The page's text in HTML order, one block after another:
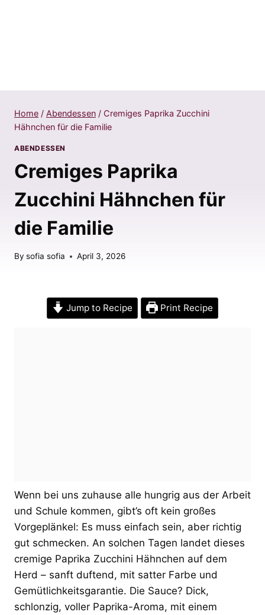
Home / Abendessen / Cremiges Paprika Zucchini
Hähnchen für die Familie
ABENDESSEN
Cremiges Paprika
Zucchini Hähnchen für
die Familie
By sofia sofia April 3, 2026
Jump to Recipe Print Recipe
Wenn bei uns zuhause alle hungrig aus der Arbeit
und Schule kommen, gibt’s oft kein großes
Vorgeplänkel: Es muss einfach sein, aber richtig
gut schmecken. An solchen Tagen landet dieses
cremige Paprika Zucchini Hähnchen auf dem
Herd – sanft duftend, mit satter Farbe und
Gemütlichkeitsgarantie. Die Sauce? Dick,
schlonzig, voller Paprika-Aroma, mit einem